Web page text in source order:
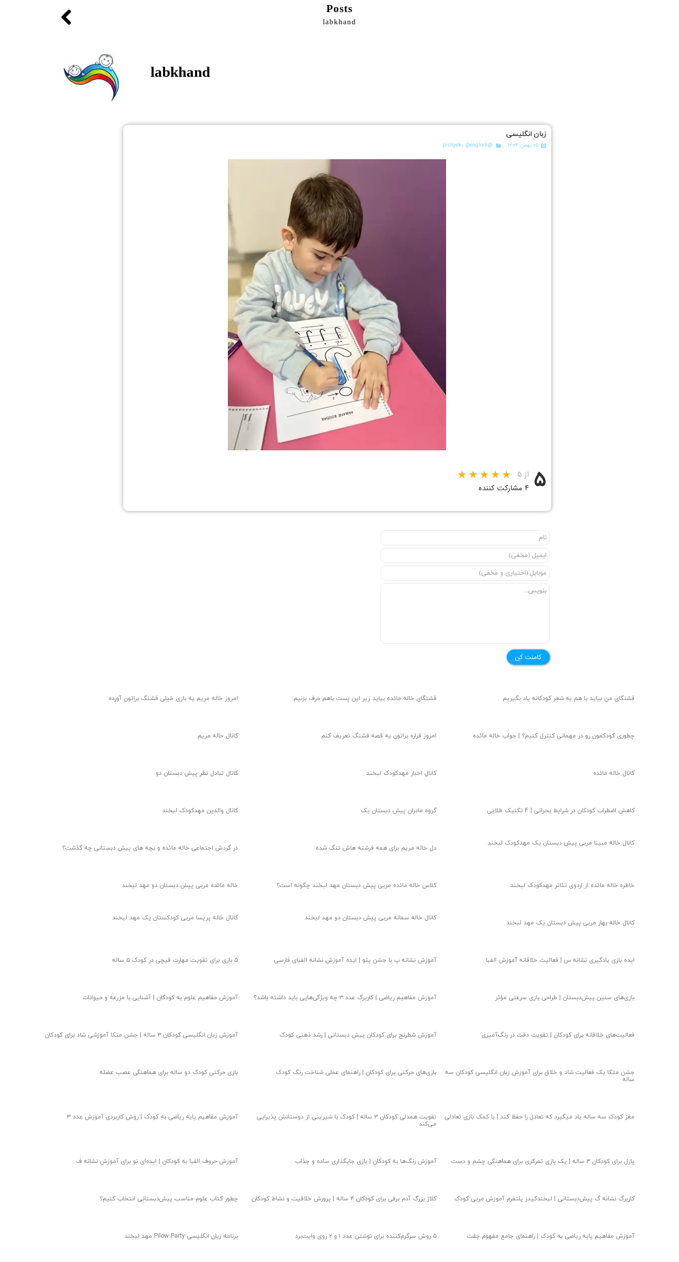
Posts
labkhand
labkhand
زبان انگلیسی
۰۵ بهمن ۱۴۰۴ @pishyek ، @english
۵ از ۵
۴ مشارکت کننده
کامنت کن
قشنگای من بيايد با هم یه شعر کودکانه ياد بگیریم قشنگای خاله مائده بیاید زیر این پست باهم حرف بزنیم امروز خاله مریم یه بازی خیلی قشنگ براتون آورده
چطوری کودکمون رو در مهمانی کنترل کنیم؟ | جواب خاله مائده امروز قراره براتون یه قصه قشنگ تعریف کنم کانال خاله مریم
کانال خاله مائده کانال اخبار مهدکودک لبخند کانال تبادل نظر پیش دبستان دو
کاهش اضطراب کودکان در شرایط بحرانی | 4 تکنیک طلایی گروه مادران پیش دبستان یک کانال والدین مهدکودک لبخند
کانال خاله مبینا مربی پیش دبستان یک مهدکودک لبخند دل خاله مریم برای همه فرشته هاش تنگ شده در گردش اجتماعی خاله مائده و بچه های پیش دبستانی چه گذشت؟
خاطره خاله مائده از اردوی تئاتر مهدکودک لبخند کلاس خاله مائده مربی پیش دبستان مهد لبخند چگونه است؟ خاله مائده مربی پیش دبستان دو مهد لبخند
کانال خاله بهار مربی پیش دبستان یک مهد لبخند کانال خاله سمانه مربی پیش دبستان دو مهد لبخند کانال خاله پریسا مربی کودکستان یک مهد لبخند
ایده بازی یادگیری نشانه س | فعالیت خلاقانه آموزش الفبا آموزش نشانه پ با جشن پتو | ایده آموزش نشانه الفبای فارسی ۵ بازی برای تقویت مهارت قیچی در کودک ۵ ساله
بازی‌های سنین پیش‌دبستان | طراحی بازی سرعتی مؤثر آموزش مفاهیم ریاضی | کاربرگ عدد ۳ چه ویژگی‌هایی باید داشته باشد؟ آموزش مفاهیم علوم به کودکان | آشنایی با مزرعه و حیوانات
فعالیت‌های خلاقانه برای کودکان | تقویت دقت در رنگ‌آمیزی آموزش شطرنج برای کودکان پیش دبستانی | رشد ذهنی کودک آموزش زبان انگلیسی کودکان ۳ ساله | جشن متکا‌ آموزشی شاد برای کودکان
جشن متکا یک فعالیت شاد و خلاق برای آموزش زبان انگلیسی کودکان سه
ساله
بازی‌های حرکتی برای کودکان | راهنمای عملی شناخت رنگ کودک بازی حرکتی کودک دو ساله برای هماهنگی عصب عضله
مغز کودک سه ساله یاد میگیرد که تعادل را حفظ کند | با کمک بازی تعادلی تقویت همدلی کودکان ۳ ساله | کودک با شیرینی از دوستانش پذیرایی
می‌کند
آموزش مفاهیم پایه ریاضی به کودک | روش کاربردی آموزش عدد ۳
پازل برای کودکان ۳ ساله | یک بازی تمرکزی برای هماهنگی چشم و دست آموزش رنگ‌ها به کودکان | بازی جایگذاری ساده و جذاب آموزش حروف الفبا به کودکان | ایده‌ای نو‌ برای آموزش نشانه ف
کاربرگ نشانه گ پیش‌دبستانی | لبخندکیدز پلتفرم آموزش مربی کودک کلاژ بزرگ آدم برفی برای کودکان ۴ ساله | پرورش خلاقیت و نشاط کودکان چطور کتاب علوم مناسب پیش‌دبستانی انتخاب کنیم؟
آموزش مفاهیم پایه ریاضی به کودک | راهنمای جامع مفهوم جفت ۵ روش سرگرم‌کننده برای نوشتن عدد ۱ و ۲ روی وایت‌برد برنامه زبان انگلیسی Pilow Party مهد لبخند